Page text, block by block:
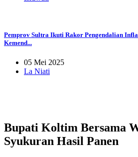
Pemprov Sultra Ikuti Rakor Pengendalian
Kemend...
05 Mei 2025
La Niati
Bupati Koltim Bersama
Syukuran Hasil Panen